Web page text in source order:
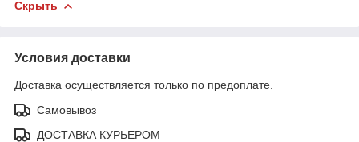
Скрыть
Условия доставки
Доставка осуществляется только по предоплате.
Самовывоз
ДОСТАВКА КУРЬЕРОМ